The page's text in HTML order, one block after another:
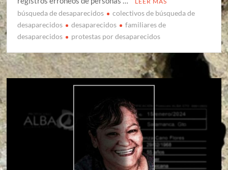
búsqueda de desaparecidos
colectivos de búsqueda de
desaparecidos
desaparecidos
familiares de
desaparecidos
protestas por desaparecidos